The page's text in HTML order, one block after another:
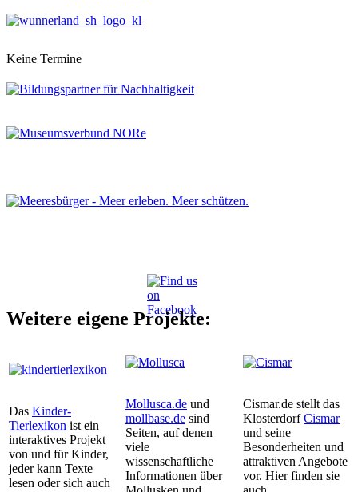
Keine Termine
Weitere eigene Projekte:
Das Kinder-
Tierlexikon ist ein
interaktives Projekt
von und für Kinder,
jeder kann Texte
lesen oder sich auch
Mollusca.de und
mollbase.de sind
Seiten, auf denen
viele
wissenschaftliche
Informationen über
Cismar.de stellt das
KlosterdorfCismar
und seine
Besonderheiten und
attraktiven Angebote
vor. Hier finden sie